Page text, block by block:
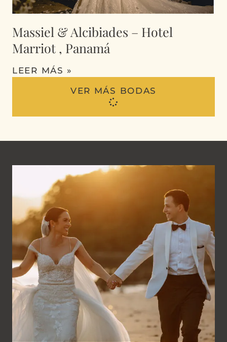
Massiel & Alcibiades – Hotel
Marriot , Panamá
LEER MÁS »
VER MÁS BODAS